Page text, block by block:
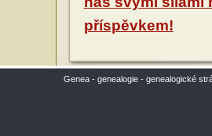
příspěvkem!
Genea - genealogie - genealogické